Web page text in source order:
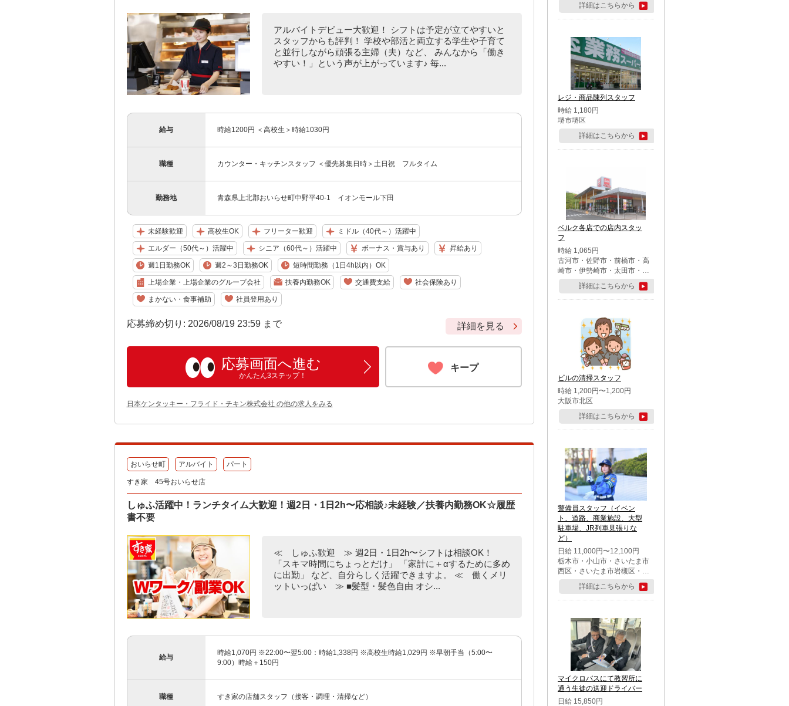
アルバイトデビュー大歓迎！ シフトは予定が立てやすいと
スタッフからも評判！ 学校や部活と両立する学生や子育て
と並行しながら頑張る主婦（夫）など、 みんなから「働き
やすい！」という声が上がっています♪ 毎...
給与 時給1200円 ＜高校生＞時給1030円
職種 カウンター・キッチンスタッフ ＜優先募集日時＞土日祝 フルタイム
勤務地 青森県上北郡おいらせ町中野平40-1 イオンモール下田
未経験歓迎 高校生OK フリーター歓迎 ミドル（40代～）活躍中
エルダー（50代～）活躍中 シニア（60代～）活躍中 ボーナス・賞与あり 昇給あり
週1日勤務OK 週2～3日勤務OK 短時間勤務（1日4h以内）OK
上場企業・上場企業のグループ会社 扶養内勤務OK 交通費支給 社会保険あり
まかない・食事補助 社員登用あり
応募締め切り: 2026/08/19 23:59 まで 詳細を見る
応募画面へ進む
かんたん3ステップ！
キープ
日本ケンタッキー・フライド・チキン株式会社 の他の求人をみる
おいらせ町 アルバイト パート
すき家 45号おいらせ店
しゅふ活躍中！ランチタイム大歓迎！週2日・1日2h〜応相談♪未経験／扶養内勤務OK☆履歴
書不要
≪ しゅふ歓迎 ≫ 週2日・1日2h〜シフトは相談OK！
「スキマ時間にちょっとだけ」 「家計に＋αするために多め
に出勤」 など、自分らしく活躍できますよ。 ≪ 働くメリ
ットいっぱい ≫ ■髪型・髪色自由 オシ...
給与
時給1,070円 ※22:00〜翌5:00：時給1,338円 ※高校生時給1,029円 ※早朝手当（5:00〜
9:00）時給＋150円
職種 すき家の店舗スタッフ（接客・調理・清掃など）
詳細はこちらから
レジ・商品陳列スタッフ
時給 1,180円
堺市堺区
詳細はこちらから
ベルク各店での店内スタッ
フ
時給 1,065円
古河市・佐野市・前橋市・高
崎市・伊勢崎市・太田市・館
林市・藤岡市・大泉町・さい
たま市北区・川越市・熊谷
市・行田市・秩父市・所沢
市・鶴ケ島市・千葉市中央
区・市川市・松戸市・習志野
市・柏市・流山市・八千代
市・足立区・江戸川区・八王
子市・町田市
詳細はこちらから
ビルの清掃スタッフ
時給 1,200円〜1,200円
大阪市北区
詳細はこちらから
警備員スタッフ（イベン
ト、道路、商業施設、大型
駐車場、JR列車見張りな
ど）
日給 11,000円〜12,100円
栃木市・小山市・さいたま市
西区・さいたま市岩槻区・久
喜市・蓮田市
詳細はこちらから
マイクロバスにて教習所に
通う生徒の送迎ドライバー
日給 15,850円